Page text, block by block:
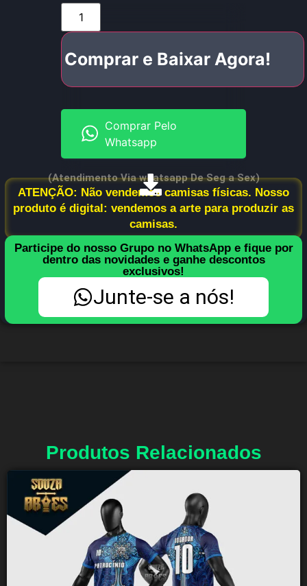
Comprar e Baixar Agora!
Comprar Pelo
Whatsapp
(Atendimento Via whatsapp De Seg a Sex)
ATENÇÃO: Não vendemos camisas físicas. Nosso
produto é digital: vendemos a arte para produzir as
camisas.
Participe do nosso Grupo no WhatsApp e fique por
dentro das novidades e ganhe descontos
exclusivos!
Junte-se a nós!
Produtos Relacionados